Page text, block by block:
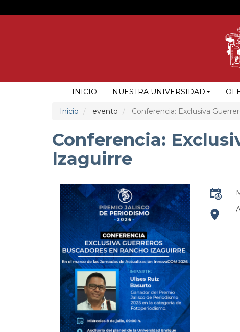
al
NAVEGACIÓN
PRINCIPAL
INICIO NUESTRA UNIVERSIDAD
Inicio evento Conferencia: Exclusiva
Conferencia:
Izaguirre